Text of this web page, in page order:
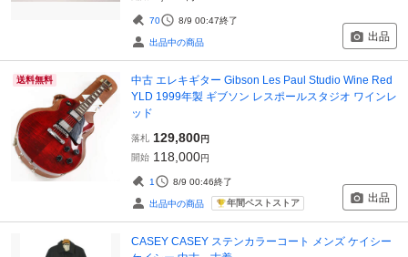
70 8/9 00:47終了
出品中の商品 出品
送料無料
中古 エレキギター Gibson Les Paul Studio Wine Red
YLD 1999年製 ギブソン レスポールスタジオ ワインレ
ッド
落札 129,800円
開始 118,000円
1 8/9 00:46終了
出品中の商品 年間ベストストア 出品
CASEY CASEY ステンカラーコート メンズ ケイシー